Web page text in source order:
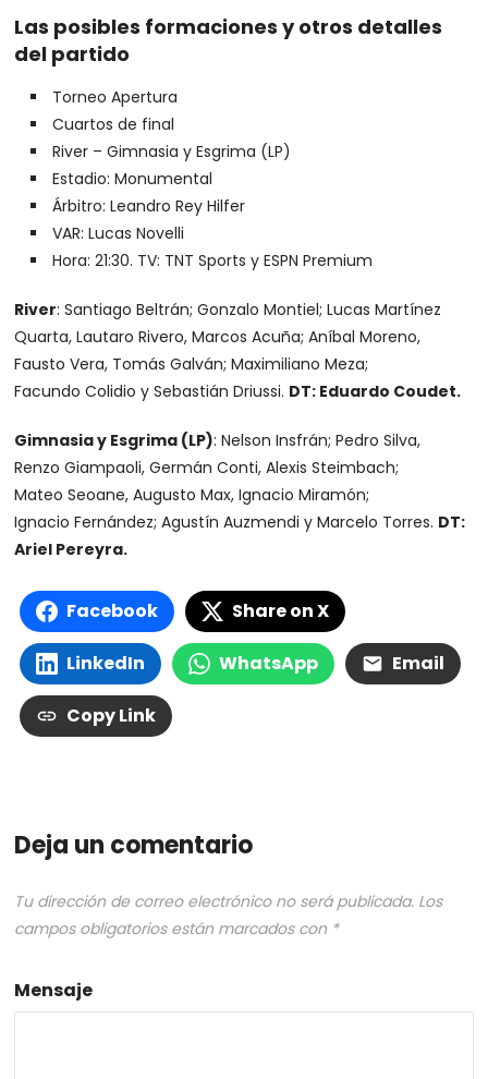
Las posibles formaciones y otros detalles
del partido
Torneo Apertura
Cuartos de final
River – Gimnasia y Esgrima (LP)
Estadio: Monumental
Árbitro: Leandro Rey Hilfer
VAR: Lucas Novelli
Hora: 21:30. TV: TNT Sports y ESPN Premium
River: Santiago Beltrán; Gonzalo Montiel; Lucas Martínez
Quarta, Lautaro Rivero, Marcos Acuña; Aníbal Moreno,
Fausto Vera, Tomás Galván; Maximiliano Meza;
Facundo Colidio y Sebastián Driussi. DT: Eduardo Coudet.
Gimnasia y Esgrima (LP): Nelson Insfrán; Pedro Silva,
Renzo Giampaoli, Germán Conti, Alexis Steimbach;
Mateo Seoane, Augusto Max, Ignacio Miramón;
Ignacio Fernández; Agustín Auzmendi y Marcelo Torres. DT:
Ariel Pereyra.
Facebook Share on X
LinkedIn WhatsApp Email
Copy Link
Deja un comentario
Tu dirección de correo electrónico no será publicada. Los
campos obligatorios están marcados con *
Mensaje